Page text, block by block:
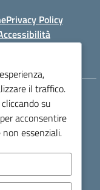
Privacy Policy
istsc_pris00400b
il traffico.
su
per acconsentire
essenziali.